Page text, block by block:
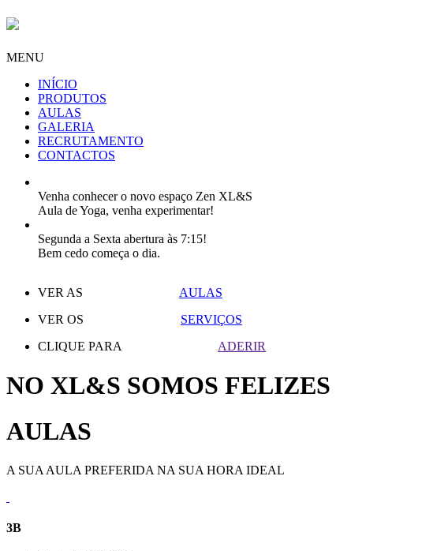
MENU
INÍCIO
PRODUTOS
AULAS
GALERIA
RECRUTAMENTO
CONTACTOS
Venha conhecer o novo espaço Zen XL&S
Aula de Yoga, venha experimentar!
Segunda a Sexta abertura às 7:15!
Bem cedo começa o dia.
VER AS
AULAS
VER OS
SERVIÇOS
CLIQUE PARA
ADERIR
NO XL&S SOMOS FELIZES
AULAS
A SUA AULA PREFERIDA NA SUA HORA IDEAL
3B